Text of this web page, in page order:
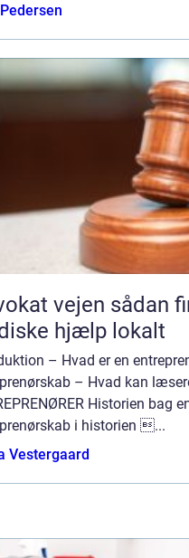
sådan finder du den rette
hjælp lokalt
– Hvad er en
– Hvad kan
Historien bag
i historien ...
Vestergaard